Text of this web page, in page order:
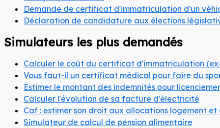
Demande de certificat d'immatriculation d'un
Déclaration de candidature aux élections
Simulateurs les plus demandés
Calculer le coût du certificat d'immatriculation
Vous faut-il un certificat médical pour faire du
Estimer le montant des indemnités pour
Calculer l'évolution de sa facture d'électricité
Caf : estimer son droit aux allocations logement
Simulateur de calcul de pension alimentaire